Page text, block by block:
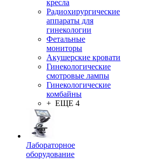
кресла
Радиохирургические
аппараты для
гинекологии
Фетальные
мониторы
Акушерские кровати
Гинекологические
смотровые лампы
Гинекологические
комбайны
+ ЕЩЕ 4
Лабораторное
оборудование